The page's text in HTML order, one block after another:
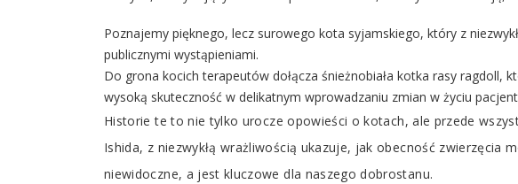
Poznajemy pięknego, lecz surowego kota syjamskiego, który z
publicznymi wystąpieniami.
Do grona kocich terapeutów dołącza śnieżnobiała kotka rasy
wysoką skuteczność w delikatnym wprowadzaniu zmian w życiu
Historie te to nie tylko urocze opowieści o kotach, ale przede
Ishida, z niezwykłą wrażliwością ukazuje, jak obecność
niewidoczne, a jest kluczowe dla naszego dobrostanu.